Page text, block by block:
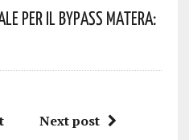
Per Il Bypass Matera:
Next post